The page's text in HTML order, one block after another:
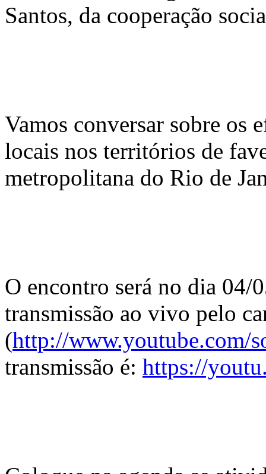
Santos, da cooperação
Vamos conversar sobre os
locais nos territórios de
metropolitana do Rio de
O encontro será no dia 04/
transmissão ao vivo pelo
(http://www.youtube.com/
transmissão é: https://